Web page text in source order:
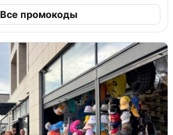
Все промокоды